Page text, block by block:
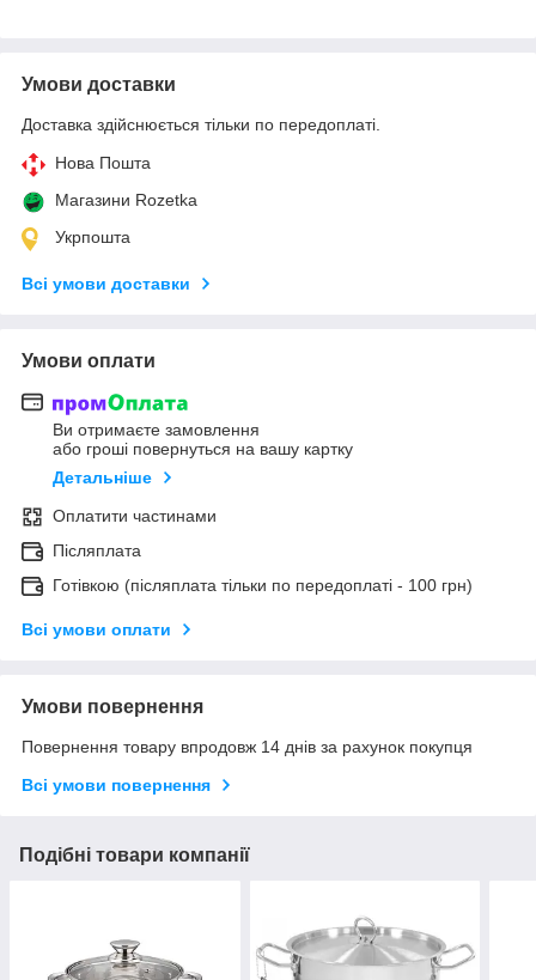
Умови доставки
Доставка здійснюється тільки по передоплаті.
Нова Пошта
Магазини Rozetka
Укрпошта
Всі умови доставки
Умови оплати
Ви отримаєте замовлення
або гроші повернуться на вашу картку
Детальніше
Оплатити частинами
Післяплата
Готівкою (післяплата тільки по передоплаті - 100 грн)
Всі умови оплати
Умови повернення
Повернення товару впродовж 14 днів за рахунок покупця
Всі умови повернення
Подібні товари компанії